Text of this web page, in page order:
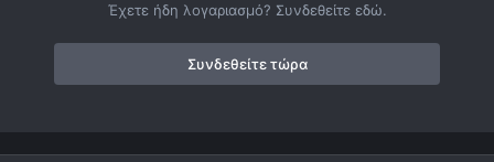
Έχετε ήδη λογαριασμό? Συνδεθείτε εδώ.
Συνδεθείτε τώρα